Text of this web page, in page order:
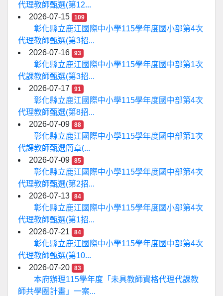
代理教師甄選(第12...
2026-07-15
109
彰化縣立鹿江國際中小學115學年度國小部第4次
代理教師甄選(第3招...
2026-07-16
93
彰化縣立鹿江國際中小學115學年度國中部第1次
代課教師甄選(第3招...
2026-07-17
91
彰化縣立鹿江國際中小學115學年度國中部第4次
代理教師甄選(第8招...
2026-07-09
88
彰化縣立鹿江國際中小學115學年度國中部第1次
代課教師甄選簡章(...
2026-07-09
85
彰化縣立鹿江國際中小學115學年度國中部第4次
代理教師甄選(第2招...
2026-07-13
84
彰化縣立鹿江國際中小學115學年度國小部第4次
代理教師甄選(第1招...
2026-07-21
84
彰化縣立鹿江國際中小學115學年度國中部第4次
代理教師甄選(第10...
2026-07-20
83
本府辦理115學年度「未具教師資格代理代課教
師共學圈計畫」一案...